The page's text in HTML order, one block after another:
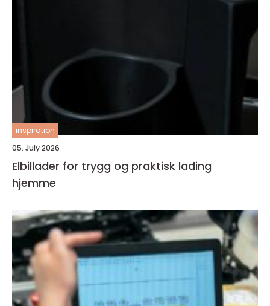
inspiration
05. July 2026
Elbillader for trygg og praktisk lading
hjemme